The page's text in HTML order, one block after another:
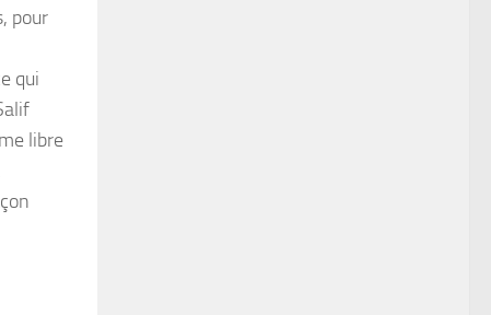
pour
qui
libre